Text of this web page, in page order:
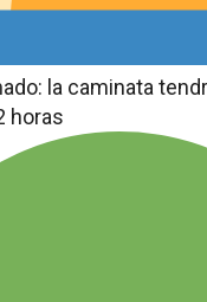
la caminata
horas